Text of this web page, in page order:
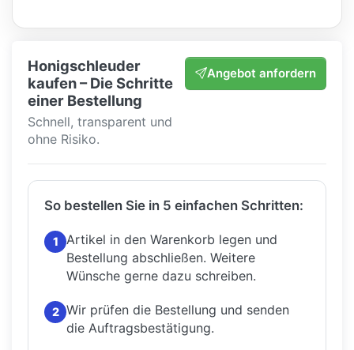
Honigschleuder
kaufen – Die Schritte
einer Bestellung
Schnell, transparent und
ohne Risiko.
Angebot anfordern
So bestellen Sie in 5 einfachen Schritten:
1
Artikel in den Warenkorb legen und
Bestellung abschließen. Weitere
Wünsche gerne dazu schreiben.
2 Wir prüfen die Bestellung und senden
die Auftragsbestätigung.